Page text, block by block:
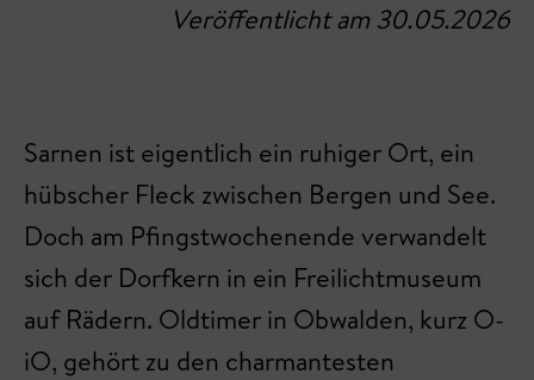
Veröffentlicht am 30.05.2026
Sarnen ist eigentlich ein ruhiger Ort, ein
hübscher Fleck zwischen Bergen und See.
Doch am Pfingstwochenende verwandelt
sich der Dorfkern in ein Freilichtmuseum
auf Rädern. Oldtimer in Obwalden, kurz O-
iO, gehört zu den charmantesten